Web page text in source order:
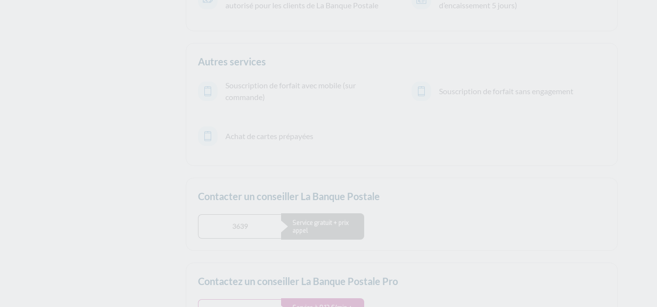
autorisé pour les clients de La Banque Postale
d’encaissement 5 jours)
Autres services
Souscription de forfait avec mobile (sur
commande)
Souscription de forfait sans engagement
Achat de cartes prépayées
Contacter un conseiller La Banque Postale
3639
Service gratuit + prix
appel
Contactez un conseiller La Banque Postale Pro